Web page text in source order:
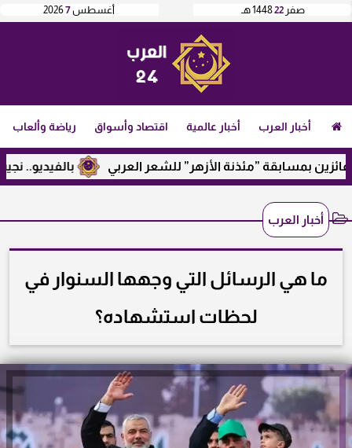
أغسطس7
2026 صفر 221448 هـ
أخبار العرب أخبار عالمية اقتصاد وأسواق رياضة وألعاب
بالفيديو.. نجيب بمسابقة ”مئذنة الأزهر” للشعر العربي
أخبار العرب
ما هي الرسائل التي وجهها السنوار في
لحظات استشهاده؟